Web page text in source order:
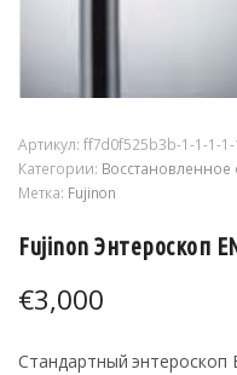
Артикул: ff7d0f525b3b-1-1-1-1-
Категории:
Метка: Fujinon
Fujinon Энтероскоп
€3,000
Стандартный энтероскоп